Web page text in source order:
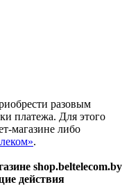
разовым
платежа. Для этого
магазине либо
.
shop.beltelecom.by
действия